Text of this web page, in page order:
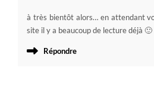
à très bientôt alors… en attendant
site il y a beaucoup de lecture déjà 🙂
Répondre